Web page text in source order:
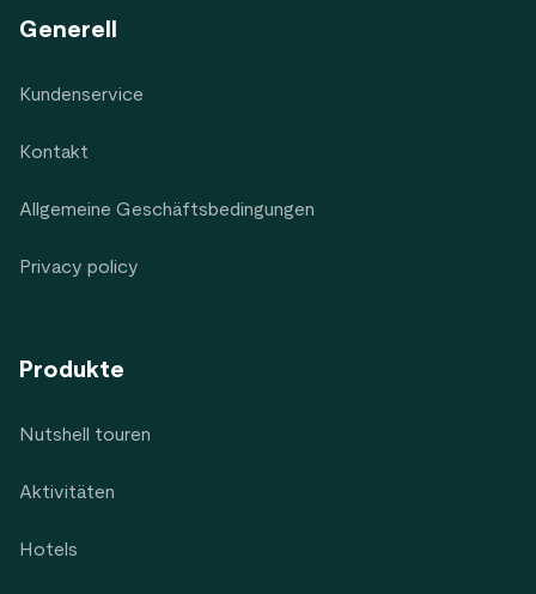
Generell
Kundenservice
Kontakt
Allgemeine Geschäftsbedingungen
Privacy policy
Produkte
Nutshell touren
Aktivitäten
Hotels